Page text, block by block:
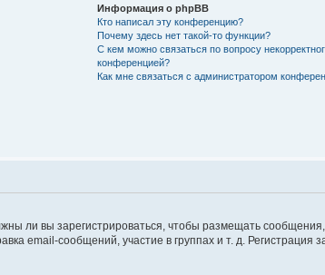
Информация о phpBB
Кто написал эту конференцию?
Почему здесь нет такой-то функции?
С кем можно связаться по вопросу
конференцией?
Как мне связаться с администратором
ли вы зарегистрироваться, чтобы размещать
email-сообщений, участие в группах и т. д. Регистрация